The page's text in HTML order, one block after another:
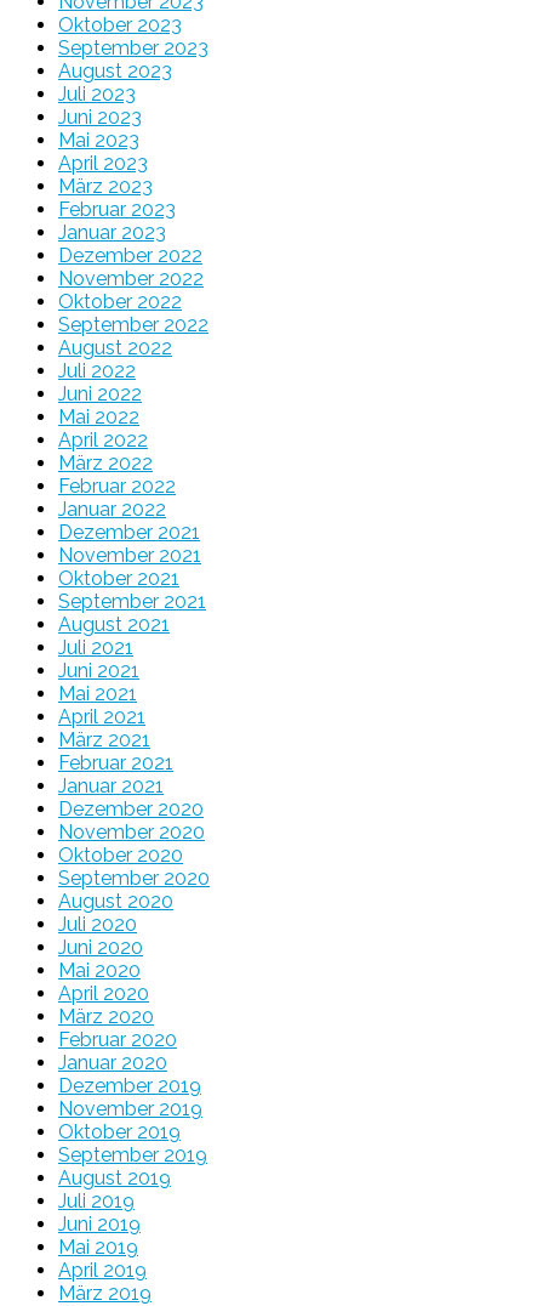
Oktober 2023
September 2023
August 2023
Juli 2023
Juni 2023
Mai 2023
April 2023
März 2023
Februar 2023
Januar 2023
Dezember 2022
November 2022
Oktober 2022
September 2022
August 2022
Juli 2022
Juni 2022
Mai 2022
April 2022
März 2022
Februar 2022
Januar 2022
Dezember 2021
November 2021
Oktober 2021
September 2021
August 2021
Juli 2021
Juni 2021
Mai 2021
April 2021
März 2021
Februar 2021
Januar 2021
Dezember 2020
November 2020
Oktober 2020
September 2020
August 2020
Juli 2020
Juni 2020
Mai 2020
April 2020
März 2020
Februar 2020
Januar 2020
Dezember 2019
November 2019
Oktober 2019
September 2019
August 2019
Juli 2019
Juni 2019
Mai 2019
April 2019
März 2019